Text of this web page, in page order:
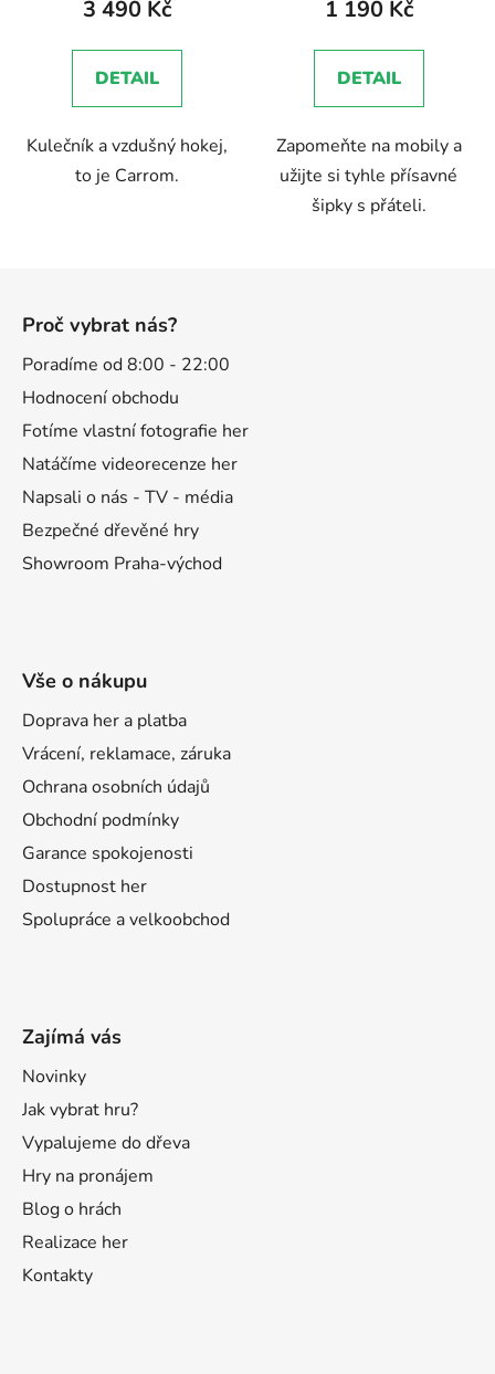
5,0
z
hvězdiček.
3 490 Kč
DETAIL
Kulečník a vzdušný hokej,
to je Carrom.
5,0
z
hvězdiček.
1 190 Kč
DETAIL
Zapomeňte na mobily a
užijte si tyhle přísavné
šipky s přáteli.
Proč vybrat nás?
Poradíme od 8:00 - 22:00
Hodnocení obchodu
Fotíme vlastní fotografie her
Natáčíme videorecenze her
Napsali o nás - TV - média
Bezpečné dřevěné hry
Showroom Praha-východ
Vše o nákupu
Doprava her a platba
Vrácení, reklamace, záruka
Ochrana osobních údajů
Obchodní podmínky
Garance spokojenosti
Dostupnost her
Spolupráce a velkoobchod
Zajímá vás
Novinky
Jak vybrat hru?
Vypalujeme do dřeva
Hry na pronájem
Blog o hrách
Realizace her
Kontakty